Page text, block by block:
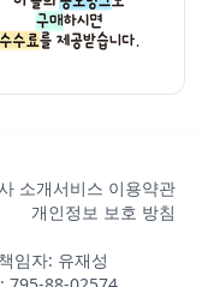
소개서비스 이용약관
개인정보 보호 방침
임자: 유재성